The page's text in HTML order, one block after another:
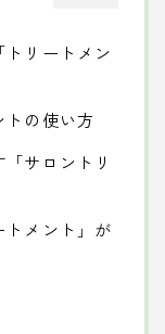
トリートメン
の使い方
サロントリ
トメント」が